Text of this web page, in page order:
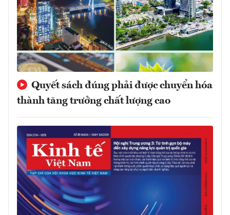
Quyết sách đúng phải được chuyển hóa
thành tăng trưởng chất lượng cao